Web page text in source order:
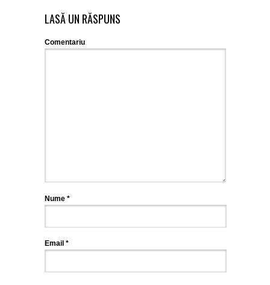
LASĂ UN RĂSPUNS
Comentariu
Nume *
Email *